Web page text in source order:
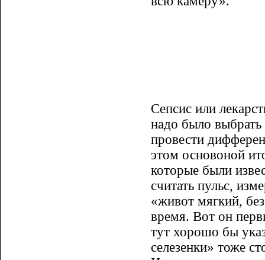
Сепсис или
надо было выбрать
провести
этом основоной
которые были
считать пульс,
«живот мягкий,
время. Вот он
тут хорошо бы
селезенки» тоже